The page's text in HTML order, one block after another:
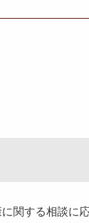
関する相談に